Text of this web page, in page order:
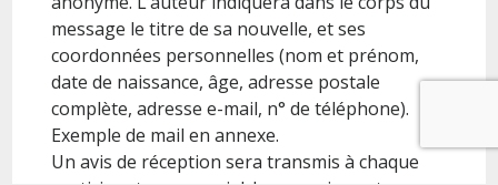
message le titre de sa nouvelle, et ses
coordonnées personnelles (nom et prénom,
date de naissance, âge, adresse postale
complète, adresse e-mail, n° de téléphone).
Exemple de mail en annexe.
Un avis de réception sera transmis à chaque